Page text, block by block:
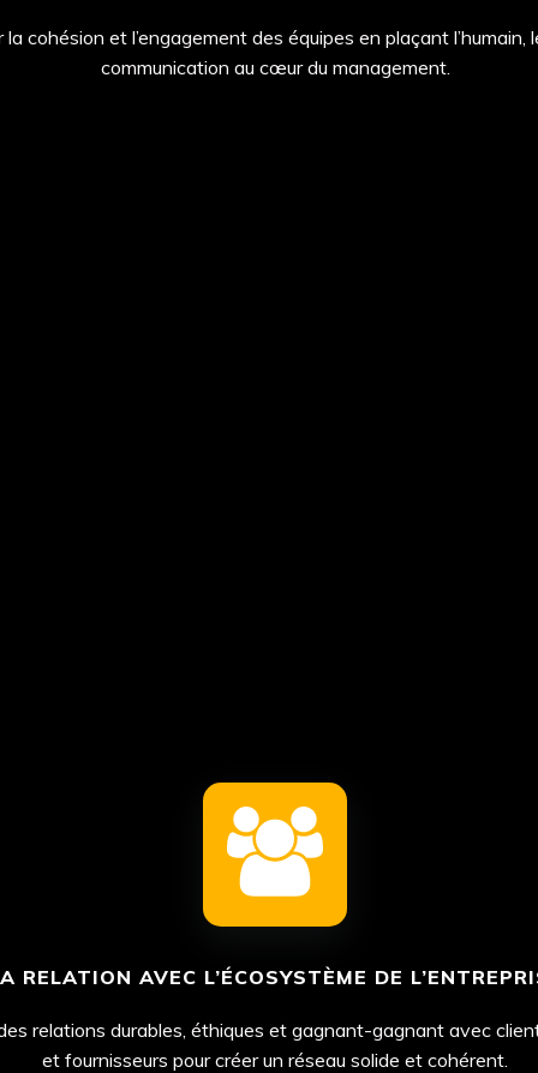
cohésion et l’engagement des équipes en plaçant l’humain,
communication au cœur du management.
RELATION AVEC L’ÉCOSYSTÈME DE
relations durables, éthiques et gagnant-gagnant avec
et fournisseurs pour créer un réseau solide et cohérent.